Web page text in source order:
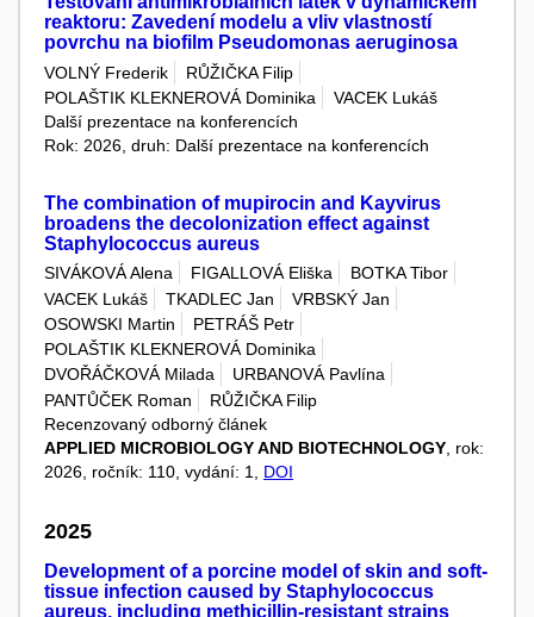
reaktoru: Zavedení modelu a vliv vlastností
povrchu na biofilm Pseudomonas aeruginosa
VOLNÝ Frederik
RŮŽIČKA Filip
POLAŠTIK KLEKNEROVÁ Dominika
VACEK Lukáš
Další prezentace na konferencích
Rok: 2026, druh: Další prezentace na konferencích
The combination of mupirocin and Kayvirus
broadens the decolonization effect against
Staphylococcus aureus
SIVÁKOVÁ Alena FIGALLOVÁ Eliška
BOTKA Tibor
VACEK Lukáš
TKADLEC Jan
VRBSKÝ Jan
OSOWSKI Martin
PETRÁŠ Petr
POLAŠTIK KLEKNEROVÁ Dominika
DVOŘÁČKOVÁ Milada
URBANOVÁ Pavlína
PANTŮČEK Roman
RŮŽIČKA Filip
Recenzovaný odborný článek
APPLIED MICROBIOLOGY AND BIOTECHNOLOGY , rok:
2026, ročník: 110, vydání: 1, DOI
2025
Development of a porcine model of skin and soft-
tissue infection caused by Staphylococcus
aureus, including methicillin-resistant strains